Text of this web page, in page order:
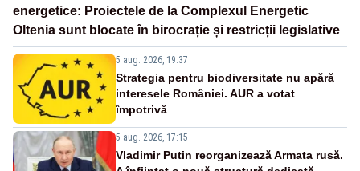
energetice: Proiectele de la Complexul Energetic
Oltenia sunt blocate în birocrație și restricții legislative
5 aug. 2026, 19:37
Strategia pentru biodiversitate nu apără
interesele României. AUR a votat
împotrivă
5 aug. 2026, 17:15
Vladimir Putin reorganizează Armata rusă.